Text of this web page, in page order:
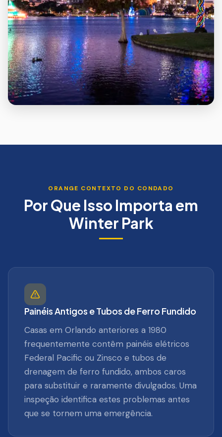
ORANGE CONTEXTO DO CONDADO
Por Que Isso Importa em
Winter Park
Painéis Antigos e Tubos de Ferro Fundido
Casas em Orlando anteriores a 1980
frequentemente contêm painéis elétricos
Federal Pacific ou Zinsco e tubos de
drenagem de ferro fundido, ambos caros
para substituir e raramente divulgados. Uma
inspeção identifica estes problemas antes
que se tornem uma emergência.